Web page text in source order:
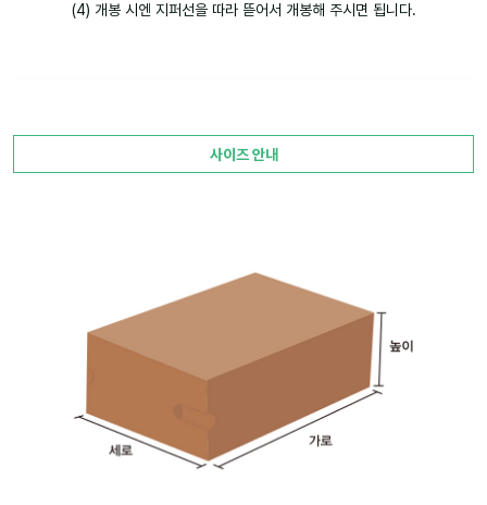
(4) 개봉 시엔 지퍼선을 따라 뜯어서 개봉해 주시면 됩니다.
사이즈 안내